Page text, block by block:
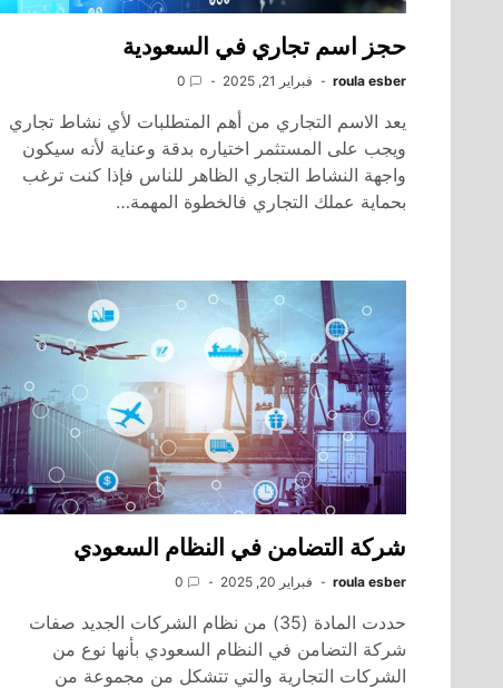
حجز اسم تجاري في السعودية
roula esber فبراير 21, 2025 0
يعد الاسم التجاري من أهم المتطلبات لأي نشاط تجاري
ويجب على المستثمر اختياره بدقة وعناية لأنه سيكون
واجهة النشاط التجاري الظاهر للناس فإذا كنت ترغب
بحماية عملك التجاري فالخطوة المهمة…
شركة التضامن في النظام السعودي
roula esber فبراير 20, 2025 0
حددت المادة (35) من نظام الشركات الجديد صفات
شركة التضامن في النظام السعودي بأنها نوع من
الشركات التجارية والتي تتشكل من مجموعة من